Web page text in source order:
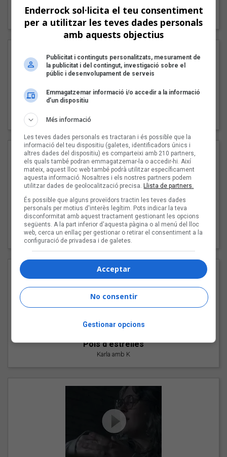
"Lo bueno y lo malo"
Carmen y María
Pep Álvarez amb Joan Muntaner (Xanguito)
"Les cabres"
94 Rules amb Compte
"Pols d'estrelles"
Karla amb K
Enderrock sol·licita el teu consentiment
per a utilitzar les teves dades personals
amb aquests objectius
Publicitat i continguts personalitzats, mesurament de
la publicitat i del contingut, investigació sobre el
públic i desenvolupament de serveis
Emmagatzemar informació i/o accedir a la informació
d’un dispositiu
Més informació
Les teves dades personals es tractaran i és possible que la
informació del teu dispositiu (galetes, identificadors únics i
altres dades del dispositiu) es comparteixi amb 210 partners,
els quals també podran emmagatzemar-la o accedir-hi. Així
mateix, aquest lloc web també podrà utilitzar específicament
aquesta informació. Nosaltres i els nostres partners podem
utilitzar dades de geolocalització precisa. Llista de partners.
És possible que alguns proveïdors tractin les teves dades
personals per motius d'interès legítim. Pots indicar la teva
disconformitat amb aquest tractament gestionant les opcions
següents. A la part inferior d'aquesta pàgina o al menú del lloc
web, cerca un enllaç per gestionar o retirar el consentiment a la
configuració de privadesa i de galetes.
Acceptar
No consentir
Gestionar opcions